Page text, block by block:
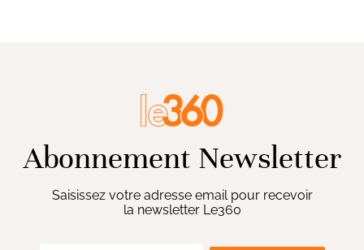
Abonnement Newsletter
Saisissez votre adresse email pour recevoir
la newsletter Le360